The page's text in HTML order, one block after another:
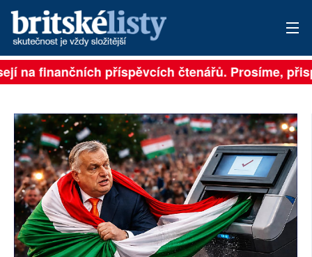
PŘIHLÁSIT
ARCHIV
ROZHOVORY
TÉMATA
NEJČTENĚJŠÍ ZA 7 DNÍ
na finančních příspěvcích čtenářů. Prosíme,